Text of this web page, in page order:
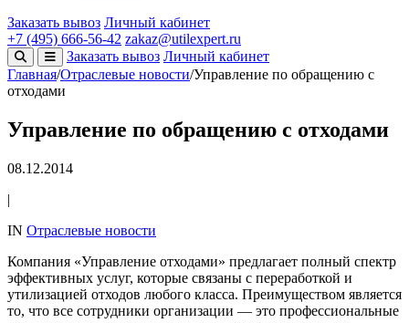
Заказать вывоз Личный кабинет
+7 (495) 666-56-42 zakaz@utilexpert.ru
Заказать вывоз Личный кабинет
Главная/Отраслевые новости/Управление по обращению с
отходами
Управление по обращению с отходами
08.12.2014
|
IN Отраслевые новости
Компания «Управление отходами» предлагает полный спектр
эффективных услуг, которые связаны с переработкой и
утилизацией отходов любого класса. Преимуществом является
то, что все сотрудники организации — это профессиональные